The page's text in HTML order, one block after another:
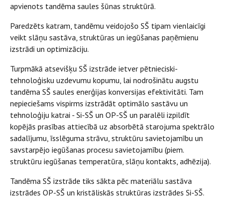
apvienots tandēma saules šūnas struktūrā.
Paredzēts katram, tandēmu veidojošo SŠ tipam vienlaicīgi
veikt slāņu sastāva, struktūras un iegūšanas paņēmienu
izstrādi un optimizāciju.
Turpmākā atsevišķu SŠ izstrāde ietver pētnieciski-
tehnoloģisku uzdevumu kopumu, lai nodrošinātu augstu
tandēma SŠ saules enerģijas konversijas efektivitāti. Tam
nepieciešams vispirms izstrādāt optimālo sastāvu un
tehnoloģiju katrai - Si-SŠ un OP-SŠ un paralēli izpildīt
kopējās prasības attiecībā uz absorbētā starojuma spektrālo
sadalījumu, īsslēguma strāvu, struktūru savietojamību un
savstarpējo iegūšanas procesu savietojamību (piem.
struktūru iegūšanas temperatūra, slāņu kontakts, adhēzija).
Tandēma SŠ izstrāde tiks sākta pēc materiālu sastāva
izstrādes OP-SŠ un kristāliskās struktūras izstrādes Si-SŠ.